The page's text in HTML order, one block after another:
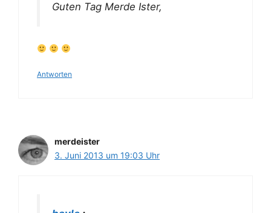
Guten Tag Merde Ister,
Antworten
merdeister
3. Juni 2013 um 19:03 Uhr